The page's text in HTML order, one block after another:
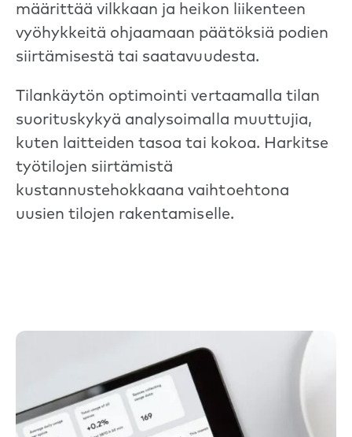
määrittää vilkkaan ja heikon liikenteen
vyöhykkeitä ohjaamaan päätöksiä podien
siirtämisestä tai saatavuudesta.
Tilankäytön optimointi vertaamalla tilan
suorituskykyä analysoimalla muuttujia,
kuten laitteiden tasoa tai kokoa. Harkitse
työtilojen siirtämistä
kustannustehokkaana vaihtoehtona
uusien tilojen rakentamiselle.